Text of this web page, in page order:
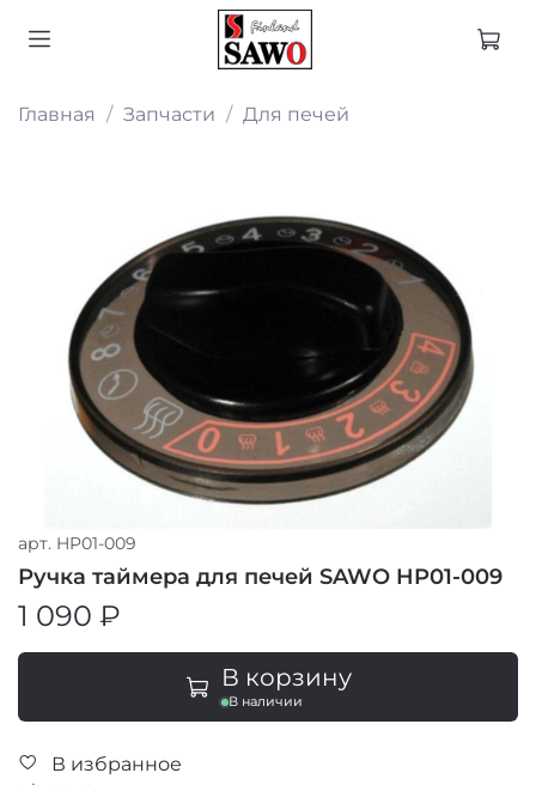
Главная Запчасти Для печей
арт. HP01-009
Ручка таймера для печей SAWO HP01-009
1 090 ₽
В корзину
В наличии
В избранное